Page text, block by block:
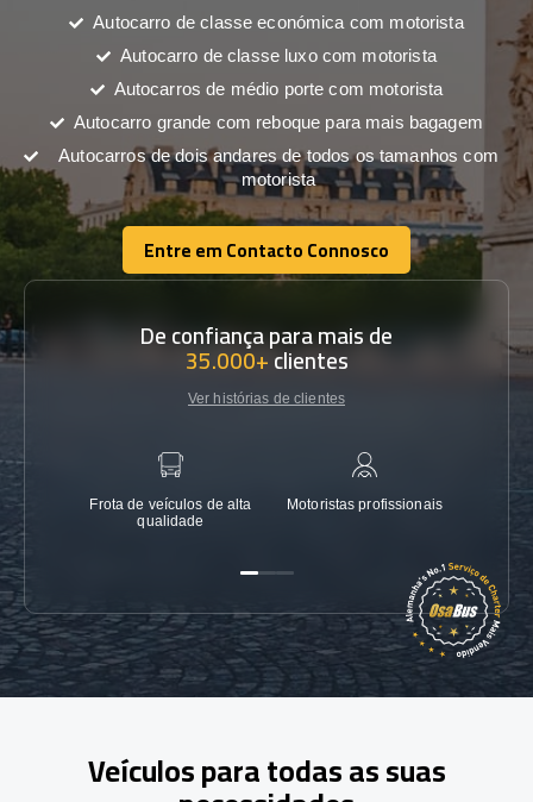
Autocarro de classe económica com motorista
Autocarro de classe luxo com motorista
Autocarros de médio porte com motorista
Autocarro grande com reboque para mais bagagem
Autocarros de dois andares de todos os tamanhos com
motorista
Entre em Contacto Connosco
Entre em Contacto Connosco
De confiança para mais de
35.000+clientes
Ver histórias de clientes
Frota de veículos de alta
qualidade
Motoristas profissionais
Veículos para todas as suas